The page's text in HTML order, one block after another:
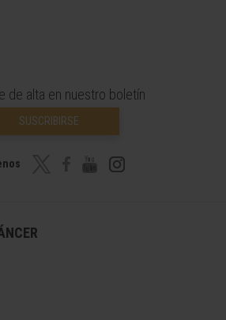
de alta en nuestro boletín
SUSCRIBIRSE